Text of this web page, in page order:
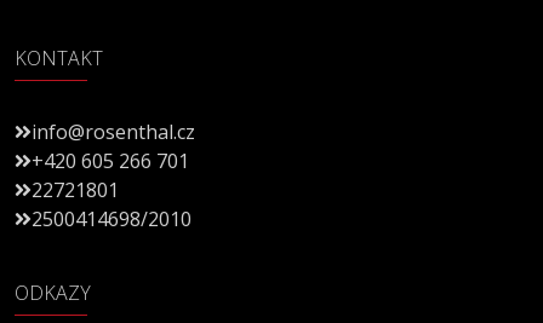
KONTAKT
info@rosenthal.cz
+420 605 266 701
22721801
2500414698/2010
ODKAZY